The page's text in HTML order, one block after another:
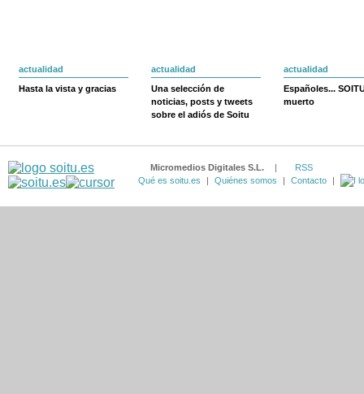
actualidad
Hasta la vista y gracias
actualidad
Una selección de
noticias, posts y tweets
sobre el adiós de Soitu
actualidad
Españoles...
muerto
Micromedios Digitales S.L. |
RSS
Qué es soitu.es
| Quiénes somos | Contacto |